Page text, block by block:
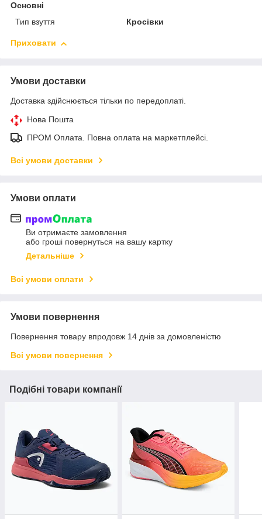
Основні
Тип взуття
Кросівки
Приховати
Умови доставки
Доставка здійснюється тільки по передоплаті.
Нова Пошта
ПРОМ Оплата. Повна оплата на маркетплейсі.
Всі умови доставки
Умови оплати
Ви отримаєте замовлення
або гроші повернуться на вашу картку
Детальніше
Всі умови оплати
Умови повернення
Повернення товару впродовж 14 днів за домовленістю
Всі умови повернення
Подібні товари компанії